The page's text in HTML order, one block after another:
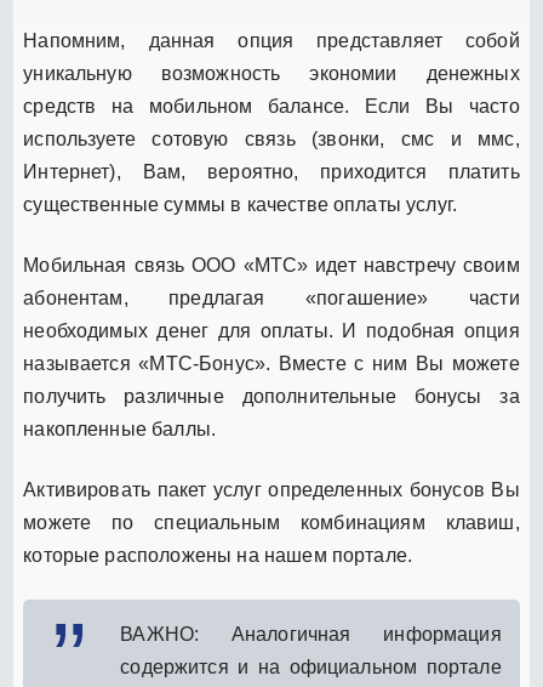
Напомним, данная опция представляет собой
уникальную возможность экономии денежных
средств на мобильном балансе. Если Вы часто
используете сотовую связь (звонки, смс и ммс,
Интернет), Вам, вероятно, приходится платить
существенные суммы в качестве оплаты услуг.
Мобильная связь ООО «МТС» идет навстречу своим
абонентам, предлагая «погашение» части
необходимых денег для оплаты. И подобная опция
называется «МТС-Бонус». Вместе с ним Вы можете
получить различные дополнительные бонусы за
накопленные баллы.
Активировать пакет услуг определенных бонусов Вы
можете по специальным комбинациям клавиш,
которые расположены на нашем портале.
ВАЖНО: Аналогичная информация
содержится и на официальном портале